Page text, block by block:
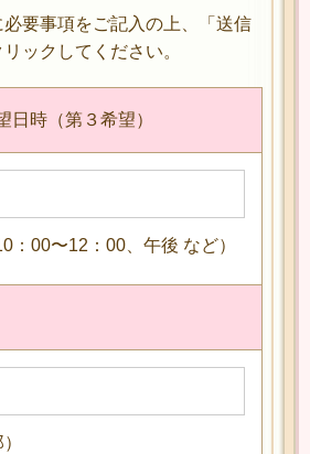
必要事項をご記入の上、「送信
ックしてください。
日時（第３希望）
：00〜12：00、午後 など）